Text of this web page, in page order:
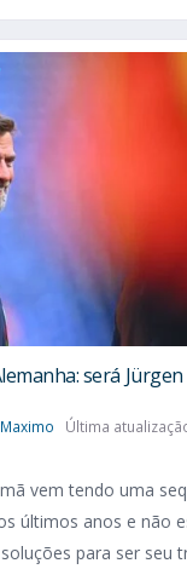
será
Última
vem tendo uma
últimos anos e não
para ser seu